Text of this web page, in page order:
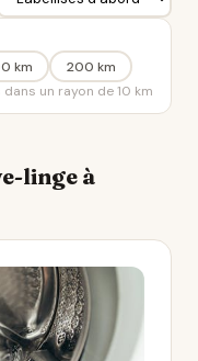
km
200 km
un rayon de 10 km
linge à